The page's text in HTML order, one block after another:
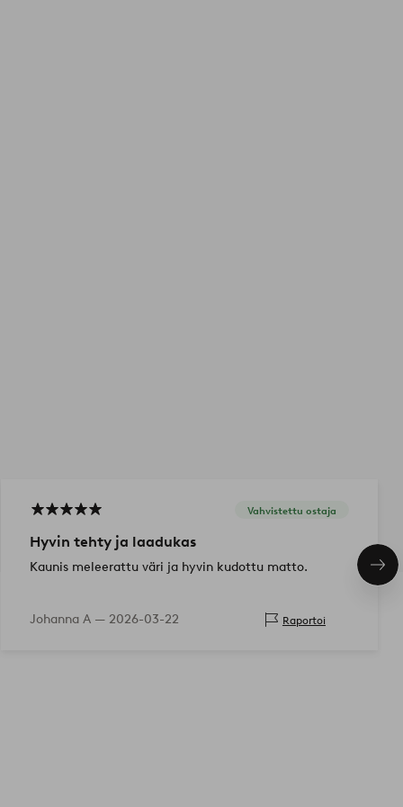
Vahvistettu ostaja
Hyvin tehty ja laadukas
Kaunis meleerattu väri ja hyvin kudottu matto.
Johanna A — 2026-03-22 Raportoi